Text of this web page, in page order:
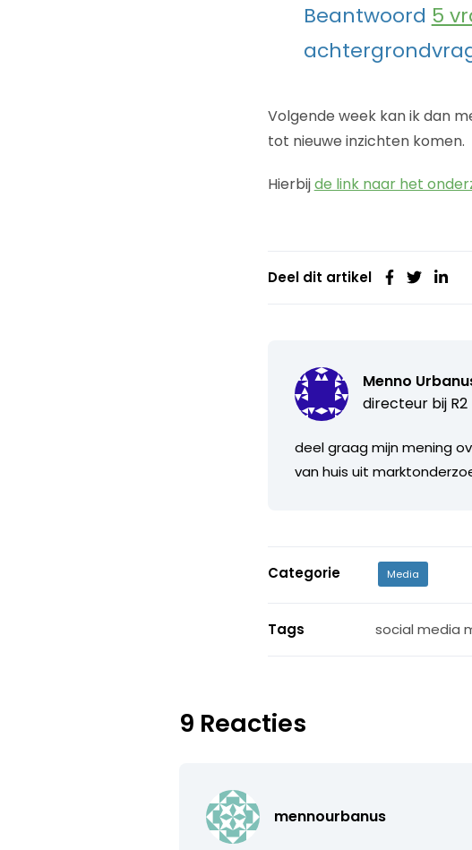
Beantwoord 5
Volgende week kan ik dan
tot nieuwe inzichten komen.
Hierbijde link naar het
Deel dit artikel
Menno
directeur bij
deel graag mijn mening
van huis uit
Categorie Media
Tags social media
9 Reacties
mennourbanus